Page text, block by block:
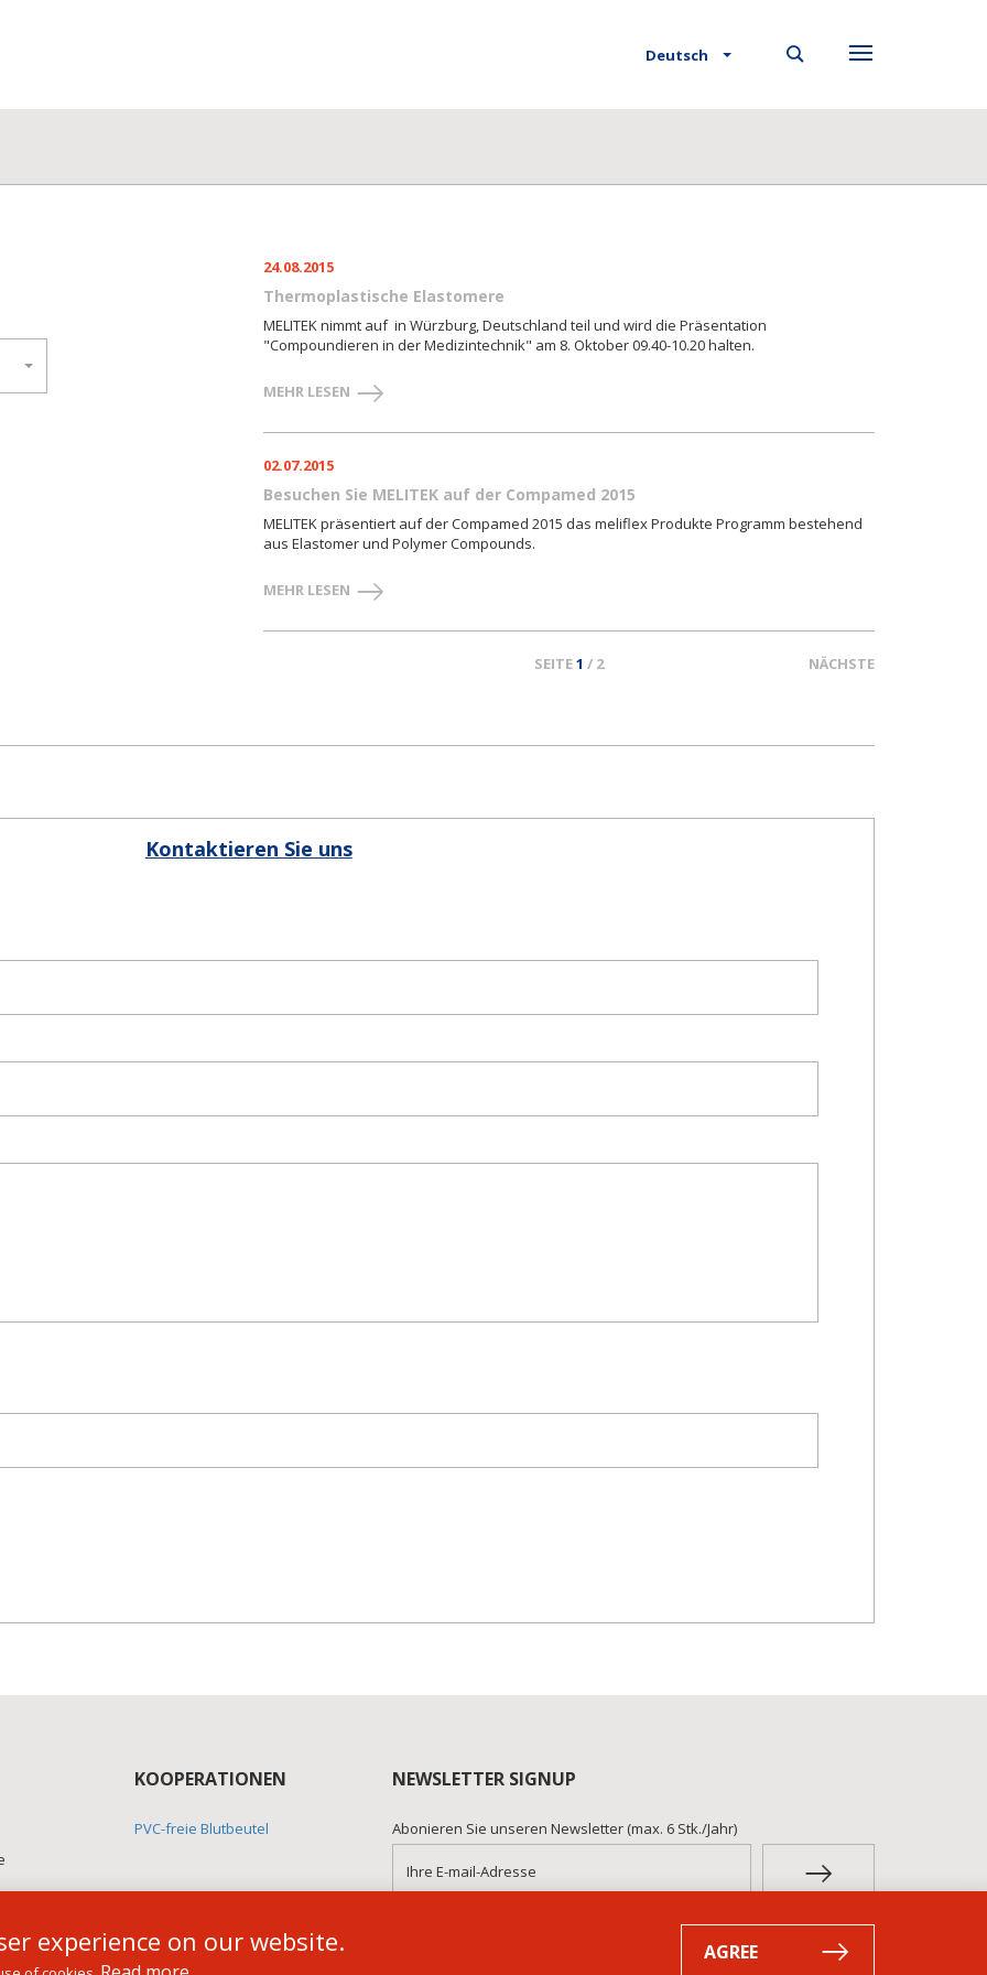
experience on our website. AGREE
Deutsch
24.08.2015
Thermoplastische Elastomere
MELITEK nimmt auf in Würzburg, Deutschland teil und wird die Präsentation
"Compoundieren in der Medizintechnik" am 8. Oktober 09.40-10.20 halten.
MEHR LESEN
02.07.2015
Besuchen Sie MELITEK auf der Compamed 2015
MELITEK präsentiert auf der Compamed 2015 das meliflex Produkte Programm bestehend
aus Elastomer und Polymer Compounds.
MEHR LESEN
SEITE1 / 2 NÄCHSTE
Kontaktieren Sie uns
KOOPERATIONEN
PVC-freie Blutbeutel
NEWSLETTER SIGNUP
Abonieren Sie unseren Newsletter (max. 6 Stk./Jahr)